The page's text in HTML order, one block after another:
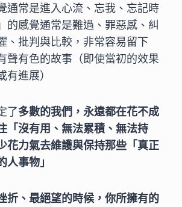
通常是進入心流、忘我、忘記時
的感覺通常是難過、罪惡感、糾
、批判與比較，非常容易留下
聲有色的故事（即使當初的效果
進展）
了多數的我們，永遠都在花不成
「沒有用、無法累積、無法持
花力氣去維護與保持那些「真正
事物」
折、最絕望的時候，你所擁有的